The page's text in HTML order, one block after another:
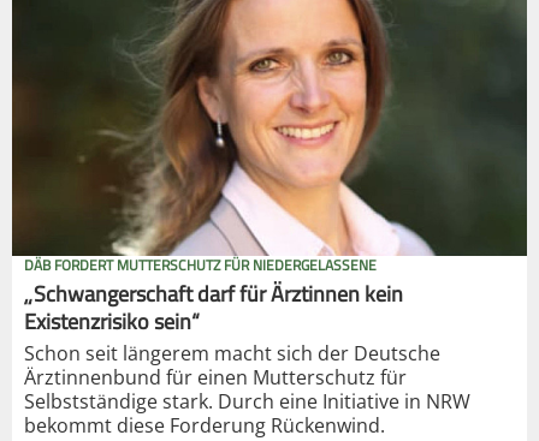
DÄB FORDERT MUTTERSCHUTZ FÜR NIEDERGELASSENE
„Schwangerschaft darf für Ärztinnen kein
Existenzrisiko sein“
Schon seit längerem macht sich der Deutsche
Ärztinnenbund für einen Mutterschutz für
Selbstständige stark. Durch eine Initiative in NRW
bekommt diese Forderung Rückenwind.